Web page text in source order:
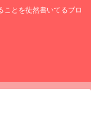
ことを徒然書いてるブロ